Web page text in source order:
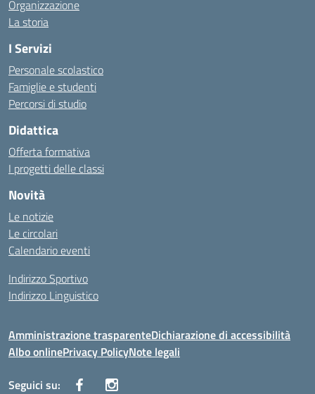
Organizzazione
La storia
I Servizi
Personale scolastico
Famiglie e studenti
Percorsi di studio
Didattica
Offerta formativa
I progetti delle classi
Novità
Le notizie
Le circolari
Calendario eventi
Indirizzo Sportivo
Indirizzo Linguistico
Amministrazione trasparenteDichiarazione di accessibilità
Albo onlinePrivacy PolicyNote legali
Seguici su: